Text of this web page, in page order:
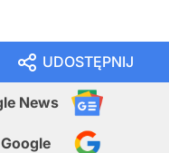
UDOSTĘPNIJ
News